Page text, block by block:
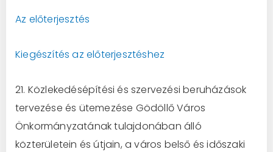
Az előterjesztés
Kiegészítés az előterjesztéshez
21. Közlekedésépítési és szervezési beruházások
tervezése és ütemezése Gödöllő Város
Önkormányzatának tulajdonában álló
közterületein és útjain, a város belső és időszaki